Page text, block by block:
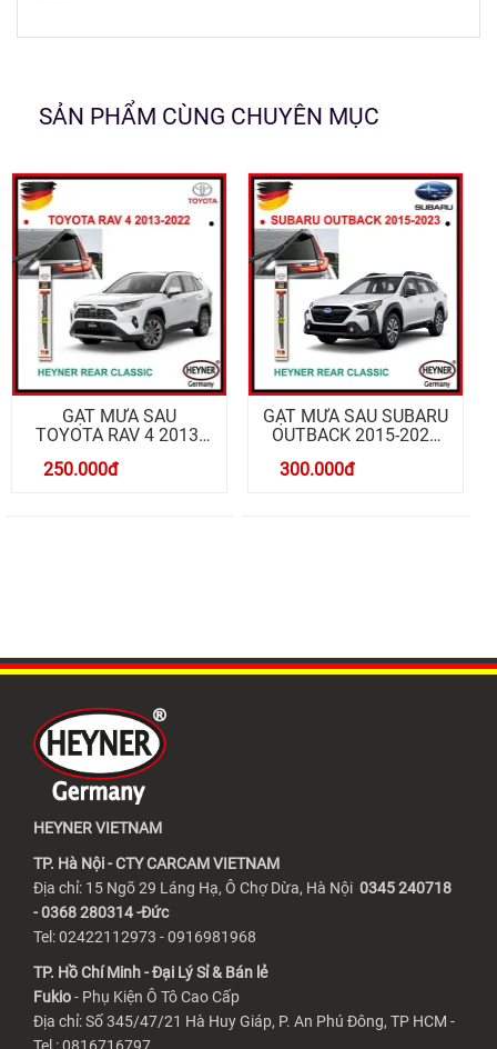
SẢN PHẨM CÙNG CHUYÊN MỤC
GẠT MƯA SAU
TOYOTA RAV 4 2013-
12 INCH
250.000đ
GẠT MƯA SAU SUBARU
OUTBACK 2015-2023
ADAPTER RB
300.000đ
HEYNER VIETNAM
TP. Hà Nội - CTY CARCAM VIETNAM
Địa chỉ: 15 Ngõ 29 Láng Hạ, Ô Chợ Dừa, Hà Nội 0345 240718
- 0368 280314 -Đức
Tel: 02422112973 - 0916981968
TP. Hồ Chí Minh - Đại Lý Sỉ & Bán lẻ
Fukio- Phụ Kiện Ô Tô Cao Cấp
Địa chỉ: Số 345/47/21 Hà Huy Giáp, P. An Phú Đông, TP HCM -
Tel : 0816716797